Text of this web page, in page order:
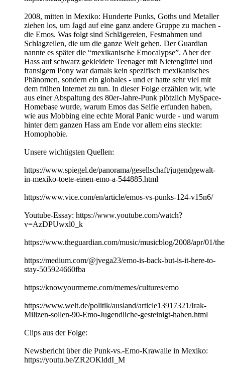
2008, mitten in Mexiko: Hunderte Punks, Goths und Metaller
ziehen los, um Jagd auf eine ganz andere Gruppe zu machen -
die Emos. Was folgt sind Schlägereien, Festnahmen und
Schlagzeilen, die um die ganze Welt gehen. Der Guardian
nannte es später die “mexikanische Emocalypse”. Aber der
Hass auf schwarz gekleidete Teenager mit Nietengürtel und
fransigem Pony war damals kein spezifisch mexikanisches
Phänomen, sondern ein globales - und er hatte sehr viel mit
dem frühen Internet zu tun. In dieser Folge erzählen wir, wie
aus einer Abspaltung des 80er-Jahre-Punk plötzlich MySpace-
Homebase wurde, warum Emos das Selfie erfunden haben,
wie aus Mobbing eine echte Moral Panic wurde - und warum
hinter dem ganzen Hass am Ende vor allem eins steckte:
Homophobie.
Unsere wichtigsten Quellen:
https://www.spiegel.de/panorama/gesellschaft/jugendgewalt-
in-mexiko-toete-einen-emo-a-544885.html
https://www.vice.com/en/article/emos-vs-punks-124-v15n6/
Youtube-Essay: https://www.youtube.com/watch?
v=AzDPUwxl0_k
https://www.theguardian.com/music/musicblog/2008/apr/01/
https://medium.com/@jvega23/emo-is-back-but-is-it-here-to-
stay-505924660fba
https://knowyourmeme.com/memes/cultures/emo
https://www.welt.de/politik/ausland/article13917321/Irak-
Milizen-sollen-90-Emo-Jugendliche-gesteinigt-haben.html
Clips aus der Folge:
Newsbericht über die Punk-vs.-Emo-Krawalle in Mexiko:
https://youtu.be/ZR2OKlddI_M